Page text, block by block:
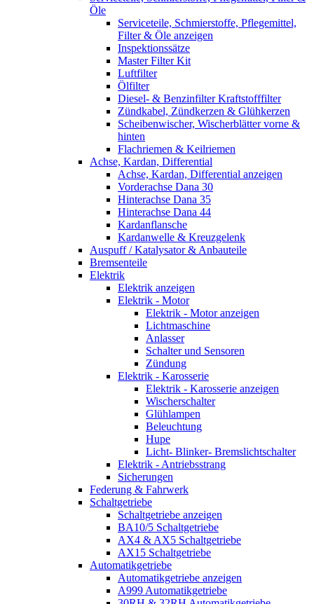
Öle
Serviceteile, Schmierstoffe, Pflegemittel,
Filter & Öle anzeigen
Inspektionssätze
Master Filter Kit
Luftfilter
Ölfilter
Diesel- & Benzinfilter Kraftstofffilter
Zündkabel, Zündkerzen & Glühkerzen
Scheibenwischer, Wischerblätter vorne &
hinten
Flachriemen & Keilriemen
Achse, Kardan, Differential
Achse, Kardan, Differential anzeigen
Vorderachse Dana 30
Hinterachse Dana 35
Hinterachse Dana 44
Kardanflansche
Kardanwelle & Kreuzgelenk
Auspuff / Katalysator & Anbauteile
Bremsenteile
Elektrik
Elektrik anzeigen
Elektrik - Motor
Elektrik - Motor anzeigen
Lichtmaschine
Anlasser
Schalter und Sensoren
Zündung
Elektrik - Karosserie
Elektrik - Karosserie anzeigen
Wischerschalter
Glühlampen
Beleuchtung
Hupe
Licht- Blinker- Bremslichtschalter
Elektrik - Antriebsstrang
Sicherungen
Federung & Fahrwerk
Schaltgetriebe
Schaltgetriebe anzeigen
BA10/5 Schaltgetriebe
AX4 & AX5 Schaltgetriebe
AX15 Schaltgetriebe
Automatikgetriebe
Automatikgetriebe anzeigen
A999 Automatikgetriebe